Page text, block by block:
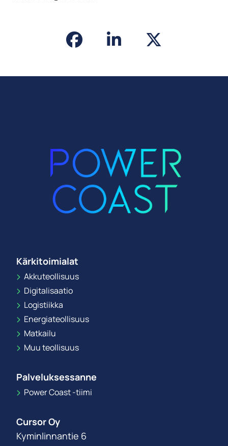
Kärkitoimialat
Akkuteollisuus
Digitalisaatio
Logistiikka
Energiateollisuus
Matkailu
Muu teollisuus
Palveluksessanne
Power Coast -tiimi
Cursor Oy
Kyminlinnantie 6